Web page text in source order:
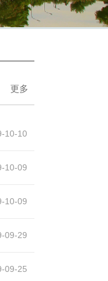
更多
10-10
10-09
10-09
09-29
09-25